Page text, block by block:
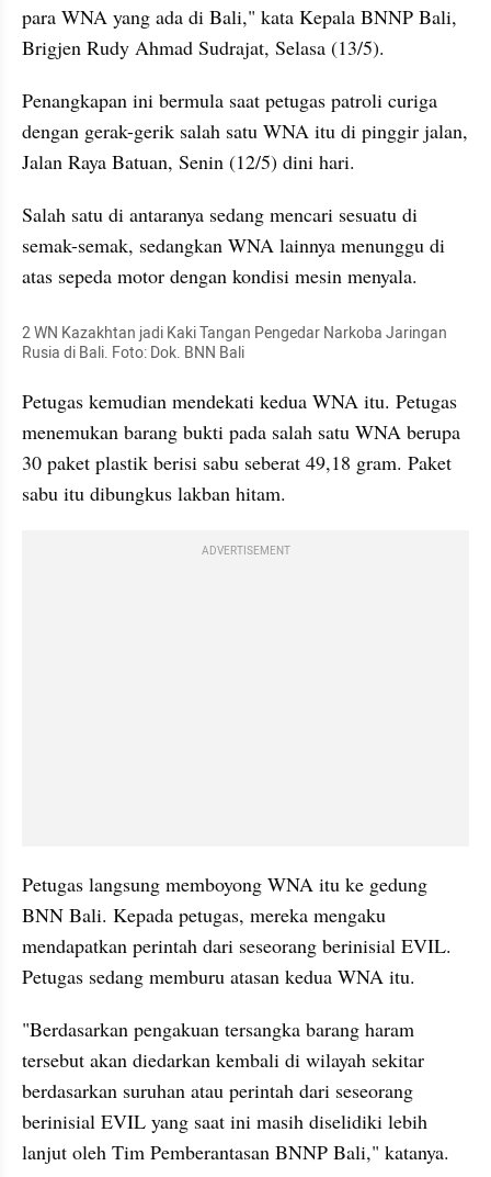
para WNA yang ada di Bali," kata Kepala BNNP Bali,
Brigjen Rudy Ahmad Sudrajat, Selasa (13/5).
Penangkapan ini bermula saat petugas patroli curiga
dengan gerak-gerik salah satu WNA itu di pinggir jalan,
Jalan Raya Batuan, Senin (12/5) dini hari.
Salah satu di antaranya sedang mencari sesuatu di
semak-semak, sedangkan WNA lainnya menunggu di
atas sepeda motor dengan kondisi mesin menyala.
2 WN Kazakhtan jadi Kaki Tangan Pengedar Narkoba Jaringan
Rusia di Bali. Foto: Dok. BNN Bali
Petugas kemudian mendekati kedua WNA itu. Petugas
menemukan barang bukti pada salah satu WNA berupa
30 paket plastik berisi sabu seberat 49,18 gram. Paket
sabu itu dibungkus lakban hitam.
ADVERTISEMENT
Petugas langsung memboyong WNA itu ke gedung
BNN Bali. Kepada petugas, mereka mengaku
mendapatkan perintah dari seseorang berinisial EVIL.
Petugas sedang memburu atasan kedua WNA itu.
"Berdasarkan pengakuan tersangka barang haram
tersebut akan diedarkan kembali di wilayah sekitar
berdasarkan suruhan atau perintah dari seseorang
berinisial EVIL yang saat ini masih diselidiki lebih
lanjut oleh Tim Pemberantasan BNNP Bali," katanya.